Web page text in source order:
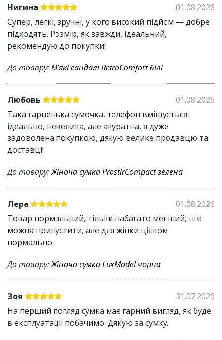
Нигина
01.08.2026
Супер, легкі, зручні, у кого високий підйом — добре
підходять. Розмір, як завжди, ідеальний,
рекомендую до покупки!
До товару:Мʼякі сандалі RetroComfort білі
Любовь
01.08.2026
Така гарненька сумочка, телефон вміщується
ідеально, невелика, але акуратна, я дуже
задоволена покупкою, дякую велике продавцю та
доставці!
До товару:Жіноча сумка ProstirCompact зелена
Лера
01.08.2026
Товар нормальний, тільки набагато менший, ніж
можна припустити, але для жінки цілком
нормально.
До товару:Жіноча сумка LuxModel чорна
Зоя
31.07.2026
На перший погляд сумка має гарний вигляд, як буде
в експлуатації побачимо. Дякую за сумку.